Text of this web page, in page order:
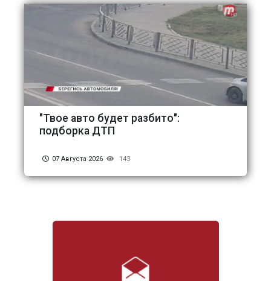
"Твое авто будет разбито":
подборка ДТП
07 Августа 2026 143